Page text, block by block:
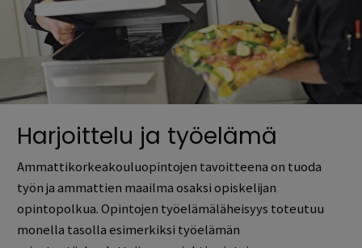
Harjoittelu ja työelämä
Ammattikorkeakouluopintojen tavoitteena on tuoda
työn ja ammattien maailma osaksi opiskelijan
opintopolkua. Opintojen työelämäläheisyys toteutuu
monella tasolla esimerkiksi työelämän